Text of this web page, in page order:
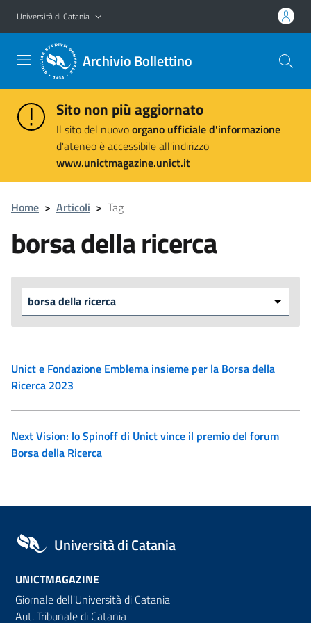
Vai al contenuto principale
Vai al menu di navigazione
Università di Catania
Archivio Bollettino
Sito non più aggiornato
Il sito del nuovoorgano ufficiale d'informazione
d'ateneo è accessibile all'indirizzo
www.unictmagazine.unict.it
Home > Articoli > Tag
borsa della ricerca
Unict e Fondazione Emblema insieme per la Borsa della
Ricerca 2023
Next Vision: lo Spinoff di Unict vince il premio del forum
Borsa della Ricerca
Università di Catania
UNICTMAGAZINE
Giornale dell'Università di Catania
Aut. Tribunale di Catania